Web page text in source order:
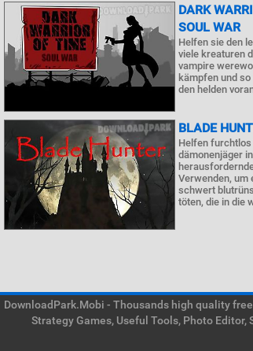
DARK
SOUL WAR
Helfen sie den
viele kreaturen
vampire
kämpfen und
den helden
BLADE
Helfen furchtlos
dämonenjäger
Verwenden, um
schwert
töten, die in die
DownloadPark.Mobi - Thousands high quality
Strategy Games, Useful Tools, Photo